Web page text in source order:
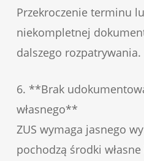
Przekroczenie terminu
niekompletnej
dalszego rozpatrywania.
6. **Brak
własnego**
ZUS wymaga jasnego
pochodzą środki